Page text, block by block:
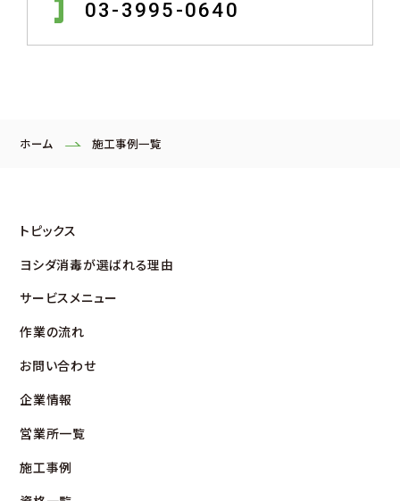
03-3995-0640
ホーム 施工事例一覧
トピックス
ヨシダ消毒が選ばれる理由
サービスメニュー
作業の流れ
お問い合わせ
企業情報
営業所⼀覧
施⼯事例